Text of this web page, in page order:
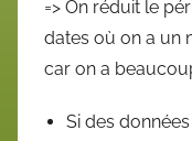
=> On réduit le
dates où on a un
car on a
Si des